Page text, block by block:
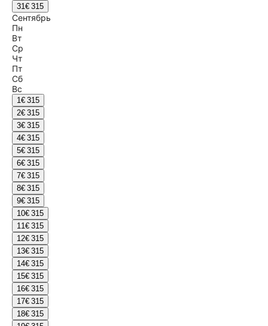
31€ 315
Сентябрь
Пн
Вт
Ср
Чт
Пт
Сб
Вс
1€ 315
2€ 315
3€ 315
4€ 315
5€ 315
6€ 315
7€ 315
8€ 315
9€ 315
10€ 315
11€ 315
12€ 315
13€ 315
14€ 315
15€ 315
16€ 315
17€ 315
18€ 315